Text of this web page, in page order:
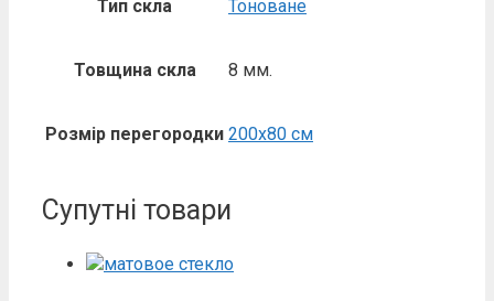
Тип скла Тоноване
Товщина скла 8 мм.
Розмір перегородки 200х80 см
Супутні товари